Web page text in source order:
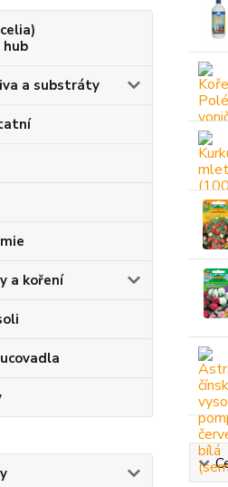
hub
a substráty
a koření